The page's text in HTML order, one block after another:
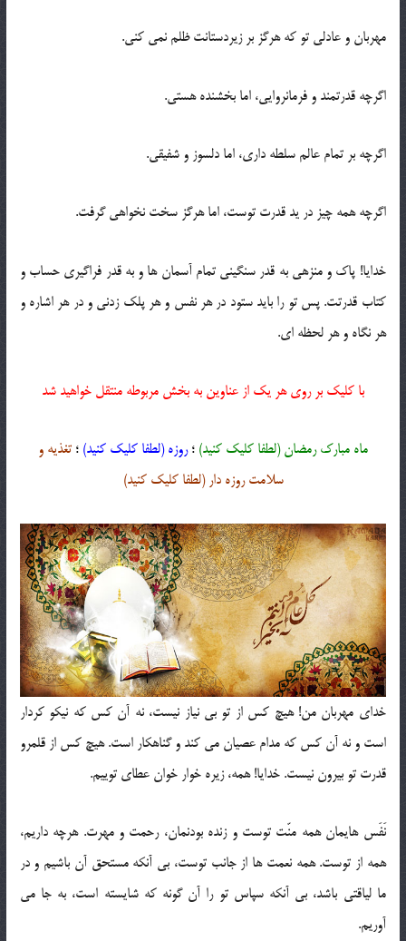
مهربان و عادلی تو که هرگز بر زیردستانت ظلم نمی کنی.
اگرچه قدرتمند و فرمانروایی، اما بخشنده هستی.
اگرچه بر تمام عالم سلطه داری، اما دلسوز و شفیقی.
اگرچه همه چیز در ید قدرت توست، اما هرگز سخت نخواهی گرفت.
خدایا! پاک و منزهی به قدر سنگینی تمام آسمان ها و به قدر فراگیری حساب و
کتاب قدرتت. پس تو را باید ستود در هر نفس و هر پلک زدنی و در هر اشاره و
هر نگاه و هر لحظه ای.
با کلیک بر روی هر یک از عناوین به بخش مربوطه منتقل خواهید شد
ماه مبارک رمضان (لطفا کلیک کنید)؛روزه (لطفا کلیک کنید)؛تغذیه و
سلامت روزه دار (لطفا کلیک کنید)
خدای مهربان من! هیچ کس از تو بی نیاز نیست، نه آن کس که نیکو کردار
است و نه آن کس که مدام عصیان می کند و گناهکار است. هیچ کس از قلمرو
قدرت تو بیرون نیست. خدایا! همه، زیره خوار خوان عطای توییم.
نَفَس هایمان همه منّت توست و زنده بودنمان، رحمت و مهرت. هرچه داریم،
همه از توست. همه نعمت ها از جانب توست، بی آنکه مستحق آن باشیم و در
ما لیاقتی باشد، بی آنکه سپاس تو را آن گونه که شایسته است، به جا می
آوریم.